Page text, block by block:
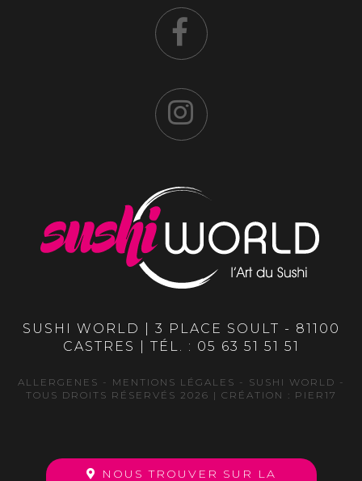
SUSHI WORLD | 3 PLACE SOULT - 81100
CASTRES | TÉL. : 05 63 51 51 51
ALLERGENES - MENTIONS LÉGALES - SUSHI WORLD -
TOUS DROITS RÉSERVÉS 2026 | CRÉATION : PIER17
NOUS TROUVER SUR LA